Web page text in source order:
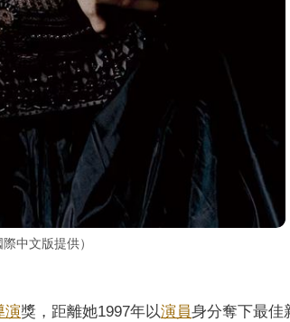
中文版提供）
演獎，距離她1997年以演員身分奪下最佳